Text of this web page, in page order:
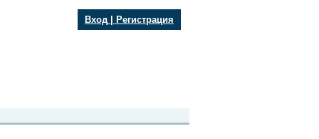
Вход Регистрация